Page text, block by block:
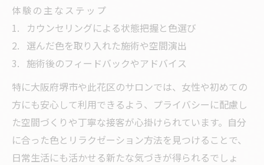
体験の主なステップ
カウンセリングによる状態把握と色選び
選んだ色を取り入れた施術や空間演出
施術後のフィードバックやアドバイス
特に大阪府堺市や此花区のサロンでは、女性や初めての
方にも安心して利用できるよう、プライバシーに配慮し
た空間づくりや丁寧な接客が心掛けられています。自分
に合った色とリラクゼーション方法を見つけることで、
日常生活にも活かせる新たな気づきが得られるでしょ